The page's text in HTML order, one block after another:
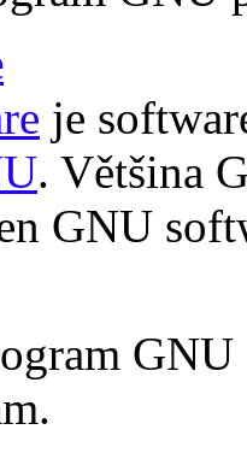
je
. Většina
GNU